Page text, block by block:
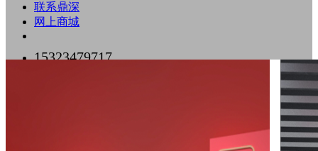
联系鼎深
网上商城
15323479717